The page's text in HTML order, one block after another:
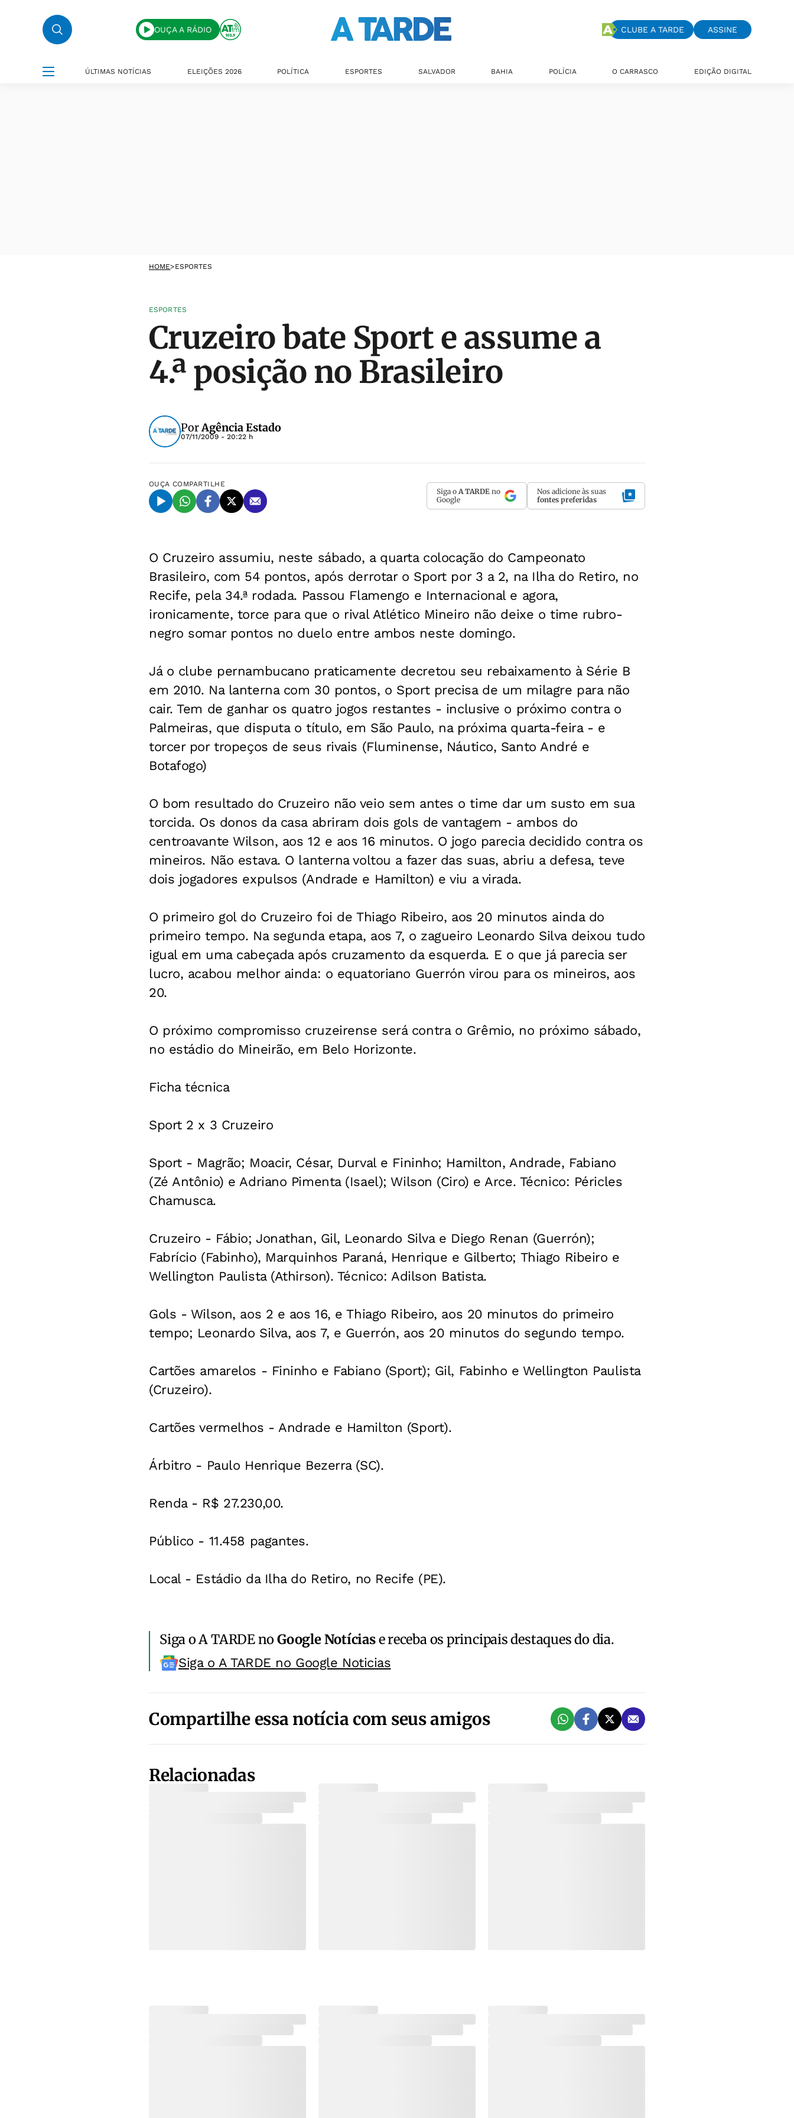
OUÇA A RÁDIO CLUBE A TARDE ASSINE
ÚLTIMAS NOTÍCIAS ELEIÇÕES 2026 POLÍTICA ESPORTES SALVADOR BAHIA POLÍCIA O CARRASCO EDIÇÃO DIGITAL
HOME>ESPORTES
ESPORTES
Cruzeiro bate Sport e assume a
4.ª posição no Brasileiro
PorAgência Estado
07/11/2009 - 20:22 h
OUÇA COMPARTILHE
Siga o A TARDE no
Google
Nos adicione às suas
fontes preferidas
O Cruzeiro assumiu, neste sábado, a quarta colocação do Campeonato
Brasileiro, com 54 pontos, após derrotar o Sport por 3 a 2, na Ilha do Retiro, no
Recife, pela 34.ª rodada. Passou Flamengo e Internacional e agora,
ironicamente, torce para que o rival Atlético Mineiro não deixe o time rubro-
negro somar pontos no duelo entre ambos neste domingo.
Já o clube pernambucano praticamente decretou seu rebaixamento à Série B
em 2010. Na lanterna com 30 pontos, o Sport precisa de um milagre para não
cair. Tem de ganhar os quatro jogos restantes - inclusive o próximo contra o
Palmeiras, que disputa o título, em São Paulo, na próxima quarta-feira - e
torcer por tropeços de seus rivais (Fluminense, Náutico, Santo André e
Botafogo)
O bom resultado do Cruzeiro não veio sem antes o time dar um susto em sua
torcida. Os donos da casa abriram dois gols de vantagem - ambos do
centroavante Wilson, aos 12 e aos 16 minutos. O jogo parecia decidido contra os
mineiros. Não estava. O lanterna voltou a fazer das suas, abriu a defesa, teve
dois jogadores expulsos (Andrade e Hamilton) e viu a virada.
O primeiro gol do Cruzeiro foi de Thiago Ribeiro, aos 20 minutos ainda do
primeiro tempo. Na segunda etapa, aos 7, o zagueiro Leonardo Silva deixou tudo
igual em uma cabeçada após cruzamento da esquerda. E o que já parecia ser
lucro, acabou melhor ainda: o equatoriano Guerrón virou para os mineiros, aos
20.
O próximo compromisso cruzeirense será contra o Grêmio, no próximo sábado,
no estádio do Mineirão, em Belo Horizonte.
Ficha técnica
Sport 2 x 3 Cruzeiro
Sport - Magrão; Moacir, César, Durval e Fininho; Hamilton, Andrade, Fabiano
(Zé Antônio) e Adriano Pimenta (Isael); Wilson (Ciro) e Arce. Técnico: Péricles
Chamusca.
Cruzeiro - Fábio; Jonathan, Gil, Leonardo Silva e Diego Renan (Guerrón);
Fabrício (Fabinho), Marquinhos Paraná, Henrique e Gilberto; Thiago Ribeiro e
Wellington Paulista (Athirson). Técnico: Adilson Batista.
Gols - Wilson, aos 2 e aos 16, e Thiago Ribeiro, aos 20 minutos do primeiro
tempo; Leonardo Silva, aos 7, e Guerrón, aos 20 minutos do segundo tempo.
Cartões amarelos - Fininho e Fabiano (Sport); Gil, Fabinho e Wellington Paulista
(Cruzeiro).
Cartões vermelhos - Andrade e Hamilton (Sport).
Árbitro - Paulo Henrique Bezerra (SC).
Renda - R$ 27.230,00.
Público - 11.458 pagantes.
Local - Estádio da Ilha do Retiro, no Recife (PE).
Siga o A TARDE noGoogle Notíciase receba os principais destaques do dia.
Siga o A TARDE no Google Noticias
Compartilhe essa notícia com seus amigos
Relacionadas